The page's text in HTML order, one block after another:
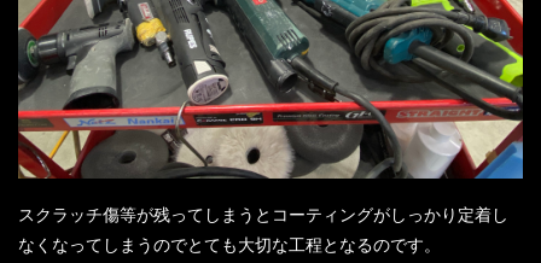
スクラッチ傷等が残ってしまうとコーティングがしっかり定着し
なくなってしまうのでとても大切な工程となるのです。